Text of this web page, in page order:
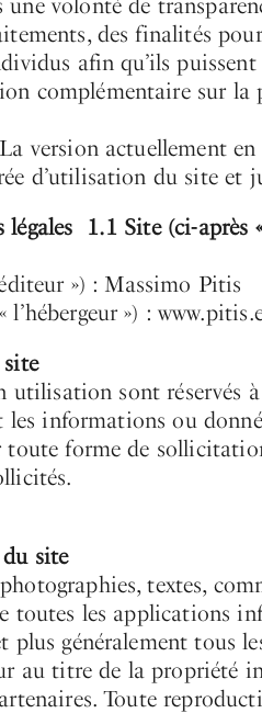
une volonté de
des finalités
afin qu’ils
complémentaire sur la
version actuellement
d’utilisation du site et
1.1 Site (ci-après
») : Massimo Pitis
l’hébergeur ») :
site
utilisation sont réservés
les informations ou
forme de
site
textes,
toutes les applications
plus généralement tous
au titre de la propriété
Toute